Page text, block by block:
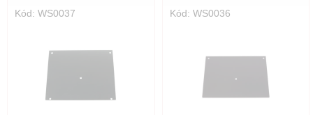
Kód: WS0037 Kód: WS0036